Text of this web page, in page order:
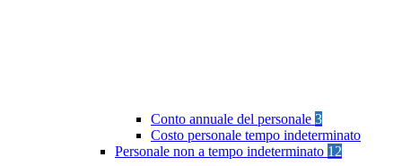
Conto annuale del personale 3
Costo personale tempo indeterminato
Personale non a tempo indeterminato 12